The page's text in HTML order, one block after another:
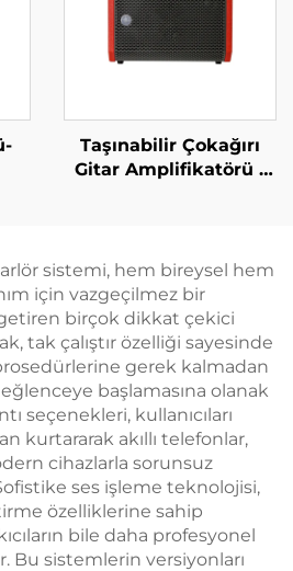
Taşınabilir Çokağırı
Gitar Amplifikatörü -
sistemi, hem bireysel hem
için vazgeçilmez bir
birçok dikkat çekici
tak çalıştır özelliği sayesinde
gerek kalmadan
başlamasına olanak
seçenekleri, kullanıcıları
kurtararak akıllı telefonlar,
cihazlarla sorunsuz
ses işleme teknolojisi,
özelliklerine sahip
bile daha profesyonel
Bu sistemlerin versiyonları